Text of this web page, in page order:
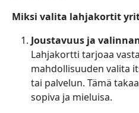
Miksi valita lahjakortit
Joustavuus ja
Lahjakortti tarjoaa
mahdollisuuden valita
tai palvelun. Tämä
sopiva ja mieluisa.